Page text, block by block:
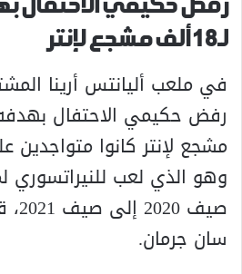
رفض حكيمي الاحتفال
لـ18 ألف مشجع لإنتر
في ملعب أليانتس أرينا
مشجع لإنتر كانوا متواجدين
وهو الذي لعب
سان جرمان.